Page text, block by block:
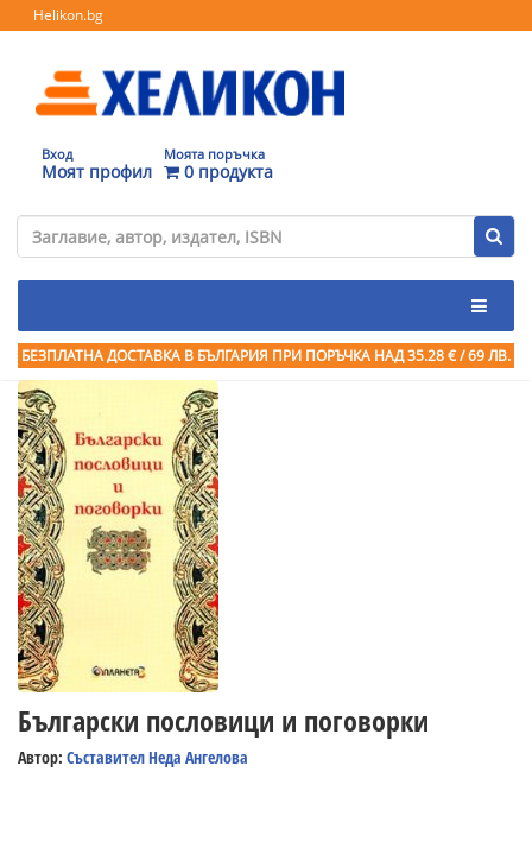
Helikon.bg
Вход
Моят профил
Моята поръчка
0 продукта
БЕЗПЛАТНА ДОСТАВКА В БЪЛГАРИЯ ПРИ ПОРЪЧКА НАД 35.28 € / 69 ЛВ.
Български пословици и поговорки
Автор: Съставител Неда Ангелова